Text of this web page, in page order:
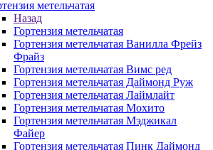
метельчатая
Назад
Гортензия метельчатая
Гортензия метельчатая Ванилла Фрейз
Фрайз
Гортензия метельчатая Вимс ред
Гортензия метельчатая Даймонд Руж
Гортензия метельчатая Лаймлайт
Гортензия метельчатая Мохито
Гортензия метельчатая Мэджикал
Файер
Гортензия метельчатая Пинк Даймонд